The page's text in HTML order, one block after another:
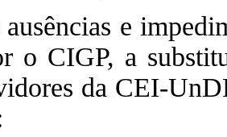
e
o CIGP, a
da CEI-